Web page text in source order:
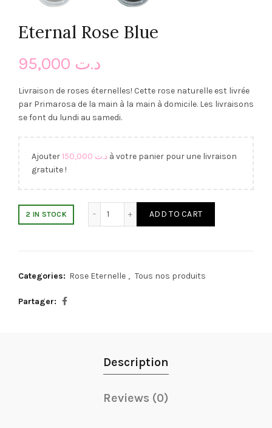
Eternal Rose Blue
د.ت
Livraison de roses éternelles! Cette rose naturelle est livrée
par Primarosa de la main à la main à domicile. Les livraisons
se font du lundi au samedi.
Ajouter د.ت à votre panier pour une livraison
gratuite !
2 IN STOCK ADD TO CART
Categories: Rose Eternelle , Tous nos produits
Partager
Description
Reviews (0)